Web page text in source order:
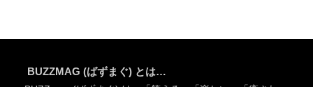
BUZZMAG (ばずまぐ) とは…